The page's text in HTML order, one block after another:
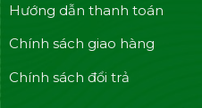
Hướng dẫn thanh toán
Chính sách giao hàng
Chính sách đổi trả